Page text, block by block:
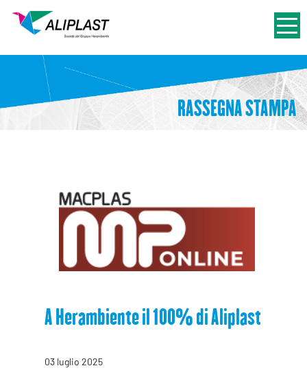
RASSEGNA STAMPA
A Herambiente il 100% di Aliplast
03 luglio 2025